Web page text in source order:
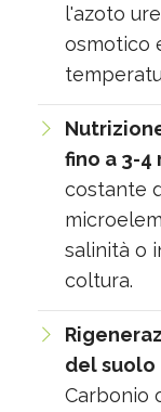
l'azoto
osmotico
fino a 3-4
costante
salinità o
coltura.
del suolo
Carbonio